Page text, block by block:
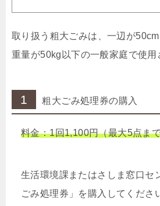
取り扱う粗大ごみは、一辺が50cm
重量が50kg以下の一般家庭で使用
1 粗大ごみ処理券の購入
料金：1回1,100円（最大5点ま
生活環境課またはさしま窓口セ
ごみ処理券」を購入してくださ